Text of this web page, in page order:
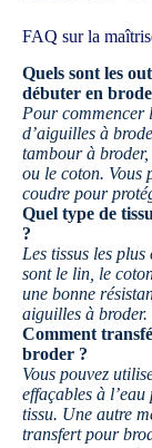
FAQ sur la
Quels sont les
débuter en
Pour commencer
d’aiguilles à
tambour à
ou le coton. Vous
coudre pour
Quel type de
?
Les tissus les
sont le lin, le
une bonne
aiguilles à broder.
Comment
broder ?
Vous pouvez
effaçables à
tissu. Une autre
transfert pour